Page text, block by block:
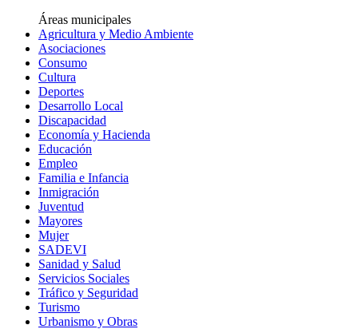
Áreas municipales
Agricultura y Medio Ambiente
Asociaciones
Consumo
Cultura
Deportes
Desarrollo Local
Discapacidad
Economía y Hacienda
Educación
Empleo
Familia e Infancia
Inmigración
Juventud
Mayores
Mujer
SADEVI
Sanidad y Salud
Servicios Sociales
Tráfico y Seguridad
Turismo
Urbanismo y Obras